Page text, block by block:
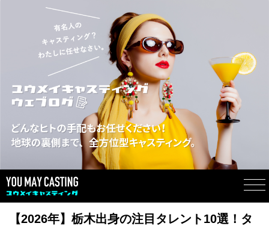
【2026年】栃木出身の注目タレント10選！タ